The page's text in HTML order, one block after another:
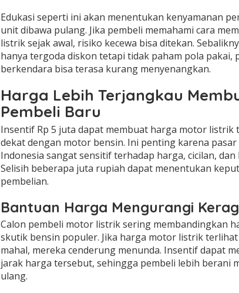
Edukasi seperti ini akan menentukan kenyamanan
unit dibawa pulang. Jika pembeli memahami cara
listrik sejak awal, risiko kecewa bisa ditekan.
hanya tergoda diskon tetapi tidak paham pola pakai,
berkendara bisa terasa kurang menyenangkan.
Harga Lebih Terjangkau
Pembeli Baru
Insentif Rp 5 juta dapat membuat harga motor listrik
dekat dengan motor bensin. Ini penting karena pasar
Indonesia sangat sensitif terhadap harga, cicilan, dan
Selisih beberapa juta rupiah dapat menentukan
pembelian.
Bantuan Harga Mengurangi
Calon pembeli motor listrik sering membandingkan
skutik bensin populer. Jika harga motor listrik
mahal, mereka cenderung menunda. Insentif dapat
jarak harga tersebut, sehingga pembeli lebih berani
ulang.